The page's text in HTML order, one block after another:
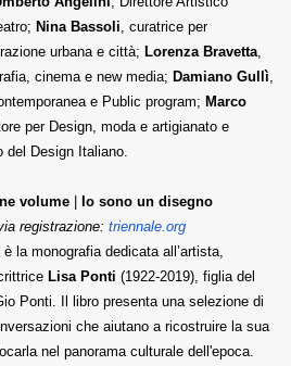
Nina Bassoli , curatrice per
urbana e città; Lorenza Bravetta
cinema e new media; Damiano Gullì
e Public program; Marco
per Design, moda e artigianato e
del Design Italiano.
volume | Io sono un disegno
registrazione: triennale.org
è la monografia dedicata all’artista,
Lisa Ponti (1922-2019), figlia del
Ponti. Il libro presenta una selezione di
che aiutano a ricostruire la sua
nel panorama culturale dell'epoca.